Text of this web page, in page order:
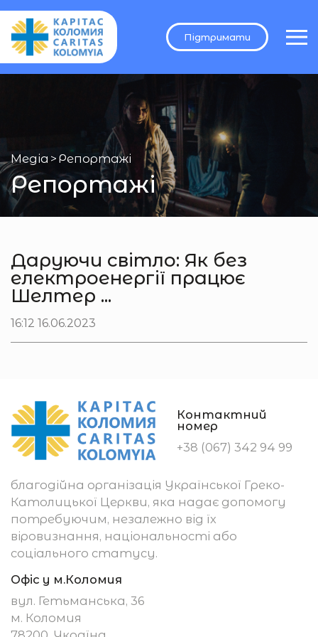
Підтримати
Медіа > Репортажі
Репортажі
Даруючи світло: Як без
електроенергії працює
Шелтер ...
16:12 16.06.2023
Контактний
номер
+38 (067) 342 94 99
благодійна організація Української Греко-
Католицької Церкви, яка надає допомогу
потребуючим, незалежно від їх
віровизнання, національності або
соціального статусу.
Офіс у м.Коломия
вул. Гетьманська, 36
м. Коломия